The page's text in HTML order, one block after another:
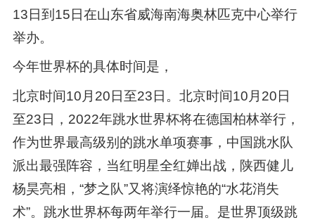
13日到15日在山东省威海南海奥林匹克中心举行
举办。
今年世界杯的具体时间是，
北京时间10月20日至23日。北京时间10月20日
至23日，2022年跳水世界杯将在德国柏林举行，
作为世界最高级别的跳水单项赛事，中国跳水队
派出最强阵容，当红明星全红婵出战，陕西健儿
杨昊亮相，“梦之队”又将演绎惊艳的“水花消失
术”。跳水世界杯每两年举行一届。是世界顶级跳